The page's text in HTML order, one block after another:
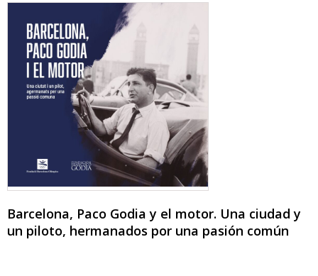
Barcelona, Paco Godia y el motor. Una ciudad y
un piloto, hermanados por una pasión común